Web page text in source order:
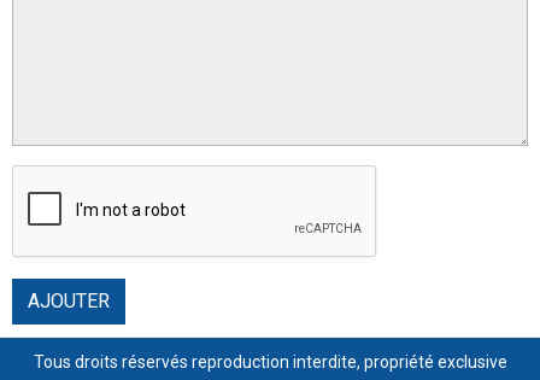
AJOUTER
Tous droits réservés reproduction interdite, propriété exclusive